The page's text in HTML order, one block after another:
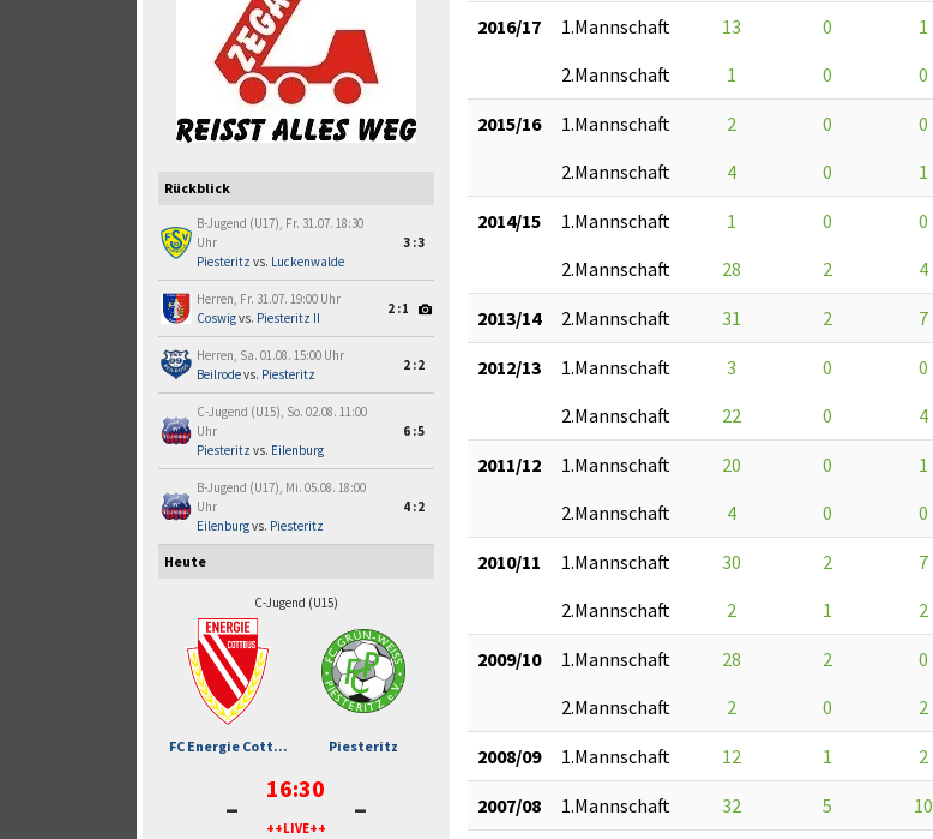
Rückblick
B-Jugend (U17), Fr. 31.07. 18:30
Uhr
Piesteritz vs. Luckenwalde
3:3
Herren, Fr. 31.07. 19:00 Uhr
Coswigvs. Piesteritz II
2:1
Herren, Sa. 01.08. 15:00 Uhr
Beilrodevs. Piesteritz
2:2
C-Jugend (U15), So. 02.08. 11:00
Uhr
Piesteritz vs. Eilenburg
6:5
B-Jugend (U17), Mi. 05.08. 18:00
Uhr
Eilenburgvs. Piesteritz
4:2
Heute
C-Jugend (U15)
FC Energie Cott... Piesteritz
- 16:30
++LIVE++ -
2016/17 1.Mannschaft 13 0 1
2.Mannschaft
1 0 0
2015/16 1.Mannschaft 2 0 0
2.Mannschaft
4 0 1
2014/15 1.Mannschaft 1 0 0
2.Mannschaft
28 2 4
2013/14 2.Mannschaft 31 2 7
2012/13 1.Mannschaft 3 0 0
2.Mannschaft
22 0 4
2011/12 1.Mannschaft 20 0 1
2.Mannschaft
4 0 0
2010/11 1.Mannschaft 30 2 7
2.Mannschaft
2 1 2
2009/10 1.Mannschaft 28 2 0
2.Mannschaft
2 0 2
2008/09 1.Mannschaft 12 1 2
2007/08 1.Mannschaft 32 5 10